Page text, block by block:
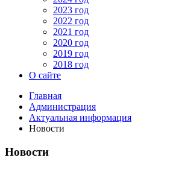
2023 год
2022 год
2021 год
2020 год
2019 год
2018 год
О сайте
Главная
Администрация
Актуальная информация
Новости
Новости